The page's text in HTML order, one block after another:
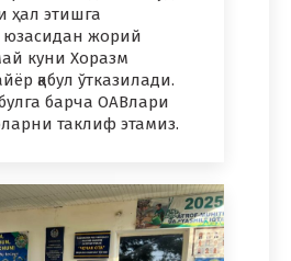
ҳал этишга
жорий
куни Хоразм
қабул ўтказилади.
барча ОАВлари
таклиф этамиз.